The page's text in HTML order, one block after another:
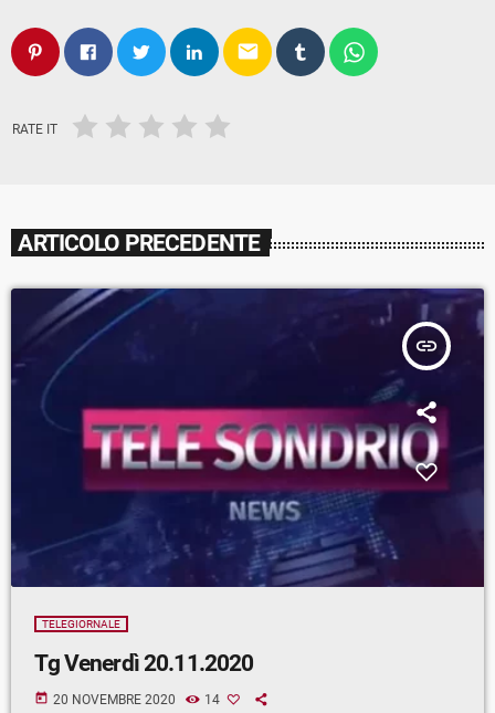
email
RATE IT
ARTICOLO PRECEDENTE
insert_link
TELEGIORNALE
Tg Venerdì 20.11.2020
today 20 NOVEMBRE 2020 14